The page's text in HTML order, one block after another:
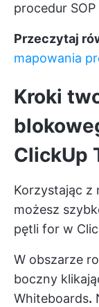
procedur
Przeczytaj
mapowania
Kroki
ClickUp
Korzystając z
możesz
pętli for w
W obszarze
boczny
Whiteboards.